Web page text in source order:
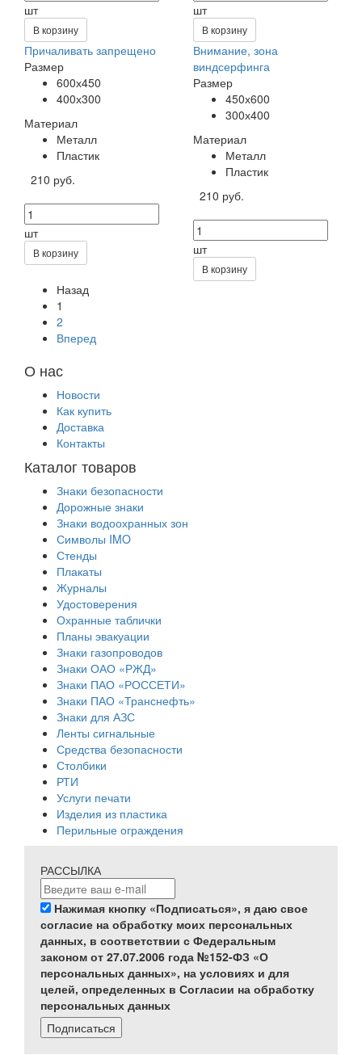
шт
В корзину
шт
В корзину
Причаливать запрещено
Размер
600х450
400х300
Материал
Металл
Пластик
210 руб.
шт
В корзину
Внимание, зона
виндсерфинга
Размер
450х600
300х400
Материал
Металл
Пластик
210 руб.
шт
В корзину
Назад
1
2
Вперед
О нас
Новости
Как купить
Доставка
Контакты
Каталог товаров
Знаки безопасности
Дорожные знаки
Знаки водоохранных зон
Символы IMO
Стенды
Плакаты
Журналы
Удостоверения
Охранные таблички
Планы эвакуации
Знаки газопроводов
Знаки ОАО «РЖД»
Знаки ПАО «РОССЕТИ»
Знаки ПАО «Транснефть»
Знаки для АЗС
Ленты сигнальные
Средства безопасности
Столбики
РТИ
Услуги печати
Изделия из пластика
Перильные ограждения
РАССЫЛКА
Нажимая кнопку «Подписаться», я даю свое
согласие на обработку моих персональных
данных, в соответствии с Федеральным
законом от 27.07.2006 года №152-ФЗ «О
персональных данных», на условиях и для
целей, определенных в Согласии на обработку
персональных данных
Подписаться